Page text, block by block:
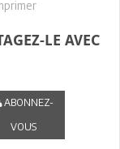
LE AVEC
ABONNEZ-
VOUS